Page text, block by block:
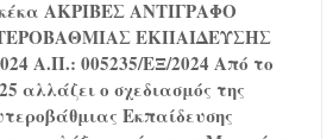
ΑΚΡΙΒΕΣ ΑΝΤΙΓΡΑΦΟ
ΕΚΠΑΙΔΕΥΣΗΣ
Α.Π.: 005235/ΕΞ/2024 Από το
αλλάζει ο σχεδιασμός της
Εκπαίδευσης